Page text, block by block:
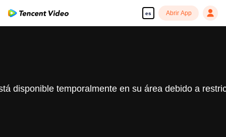
es Abrir App
disponible temporalmente en su área debido a